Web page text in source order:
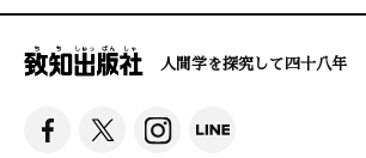
人間学を探究して四十八年